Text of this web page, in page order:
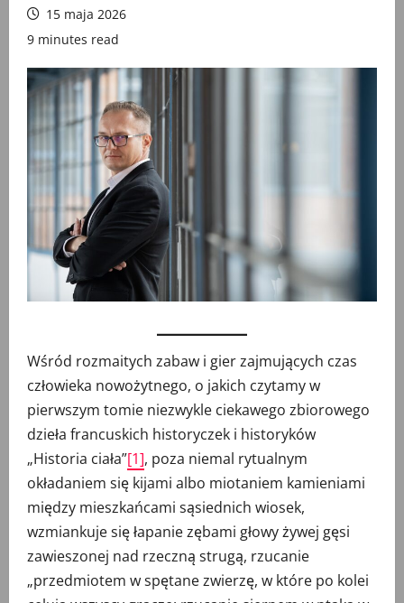
15 maja 2026
9 minutes read
Wśród rozmaitych zabaw i gier zajmujących czas
człowieka nowożytnego, o jakich czytamy w
pierwszym tomie niezwykle ciekawego zbiorowego
dzieła francuskich historyczek i historyków
„Historia ciała”[1], poza niemal rytualnym
okładaniem się kijami albo miotaniem kamieniami
między mieszkańcami sąsiednich wiosek,
wzmiankuje się łapanie zębami głowy żywej gęsi
zawieszonej nad rzeczną strugą, rzucanie
„przedmiotem w spętane zwierzę, w które po kolei